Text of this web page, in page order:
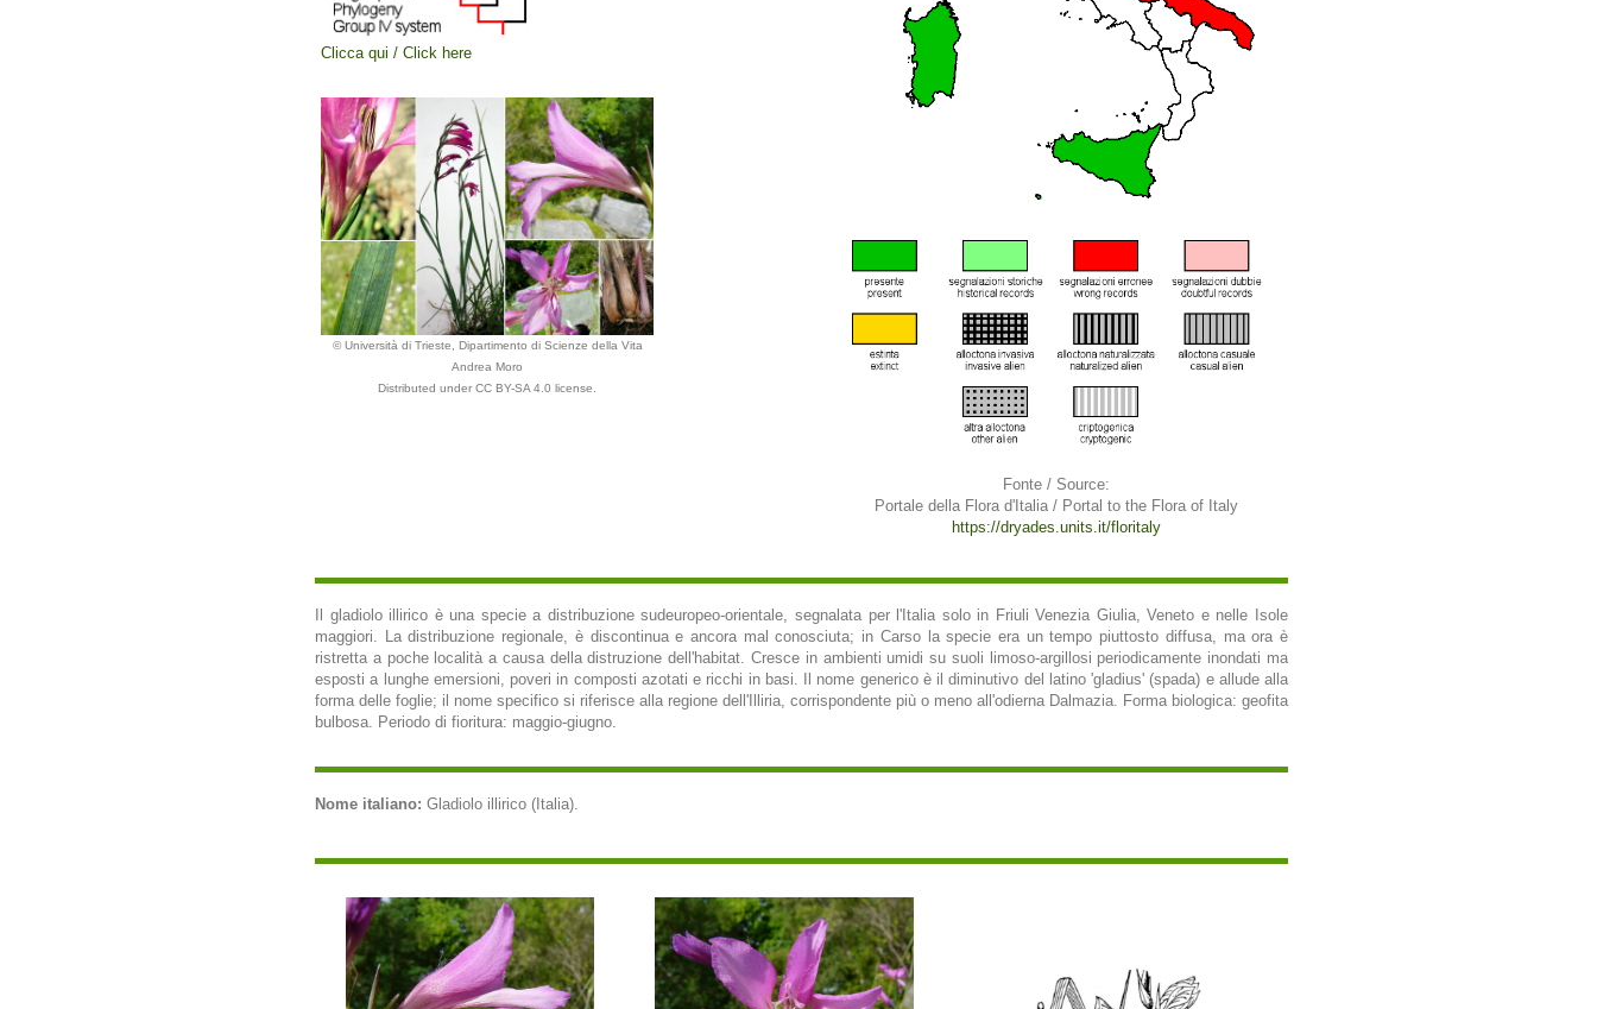
Clicca qui / Click here
© Università di Trieste, Dipartimento di Scienze della Vita
Andrea Moro
Distributed under CC BY-SA 4.0 license.
Fonte / Source:
Portale della Flora d'Italia / Portal to the Flora of Italy
https://dryades.units.it/floritaly
Il gladiolo illirico è una specie a distribuzione sudeuropeo-orientale, segnalata per l'Italia solo in Friuli Venezia Giulia, Veneto e nelle Isole
maggiori. La distribuzione regionale, è discontinua e ancora mal conosciuta; in Carso la specie era un tempo piuttosto diffusa, ma ora è
ristretta a poche località a causa della distruzione dell'habitat. Cresce in ambienti umidi su suoli limoso-argillosi periodicamente inondati ma
esposti a lunghe emersioni, poveri in composti azotati e ricchi in basi. Il nome generico è il diminutivo del latino 'gladius' (spada) e allude alla
forma delle foglie; il nome specifico si riferisce alla regione dell'Illiria, corrispondente più o meno all'odierna Dalmazia. Forma biologica: geofita
bulbosa. Periodo di fioritura: maggio-giugno.
Nome italiano: Gladiolo illirico (Italia).